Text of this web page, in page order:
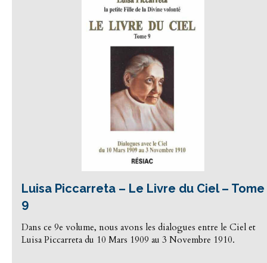
Luisa Piccarreta – Le Livre du Ciel – Tome
9
Dans ce 9e volume, nous avons les dialogues entre le Ciel et
Luisa Piccarreta du 10 Mars 1909 au 3 Novembre 1910.